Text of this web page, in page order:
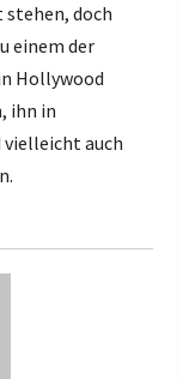
stehen, doch
einem der
Hollywood
ihn in
vielleicht auch